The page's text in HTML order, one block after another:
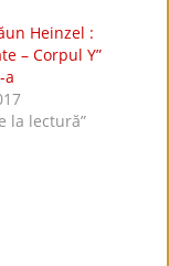
Heinzel :
– Corpul Y”
a
la lectură”